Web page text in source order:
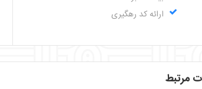
ارائه کد رهگیری
مرتبط